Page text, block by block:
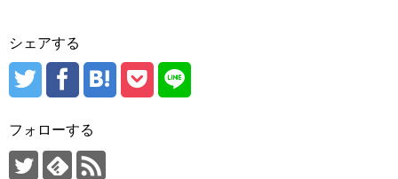
シェアする
フォローする